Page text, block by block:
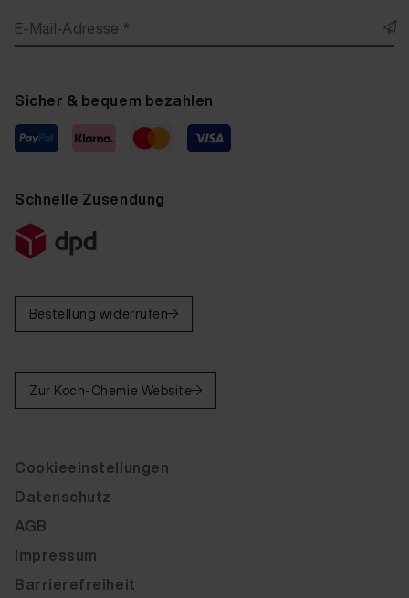
E-Mail-Adresse *
Sicher & bequem bezahlen
Schnelle Zusendung
Bestellung widerrufen
Zur Koch-Chemie Website
Cookieeinstellungen
Datenschutz
AGB
Impressum
Barrierefreiheit